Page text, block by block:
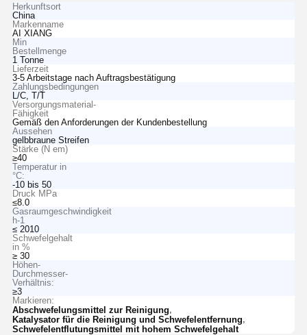
Herkunftsort
China
Markenname
AI XIANG
Min
Bestellmenge
1 Tonne
Lieferzeit
3-5 Arbeitstage nach Auftragsbestätigung
Zahlungsbedingungen
L/C, T/T
Versorgungsmaterial-
Fähigkeit
Gemäß den Anforderungen der Kundenbestellung
Aussehen
gelbbraune Streifen
Stärke (N em)
≥40
Temperatur in
°C:
-10 bis 50
Druck MPa
≤8.0
Gasraumgeschwindigkeit
h-1
≤ 2010
Schwefelgehalt
in %
≥ 30
Höhen-
Durchmesser-
Verhältnis:
≥3
Markieren:
Abschwefelungsmittel zur Reinigung
Katalysator für die Reinigung und Schwefelentfernung
Schwefelentflutungsmittel mit hohem Schwefelgehalt